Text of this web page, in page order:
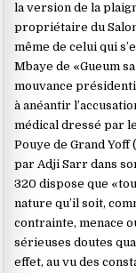
la version de la
propriétaire du
même de celui qui
Mbaye de «Gueum
mouvance
à anéantir
médical dressé par
Pouye de Grand
par Adji Sarr dans
320 dispose que
nature qu’il soit,
contrainte, menace
sérieuses doutes
effet, au vu des